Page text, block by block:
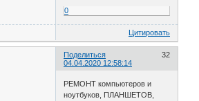
0
Цитировать
Поделиться
32
04.04.2020 12:58:14
РЕМОНТ компьютеров и
ноутбуков, ПЛАНШЕТОВ,